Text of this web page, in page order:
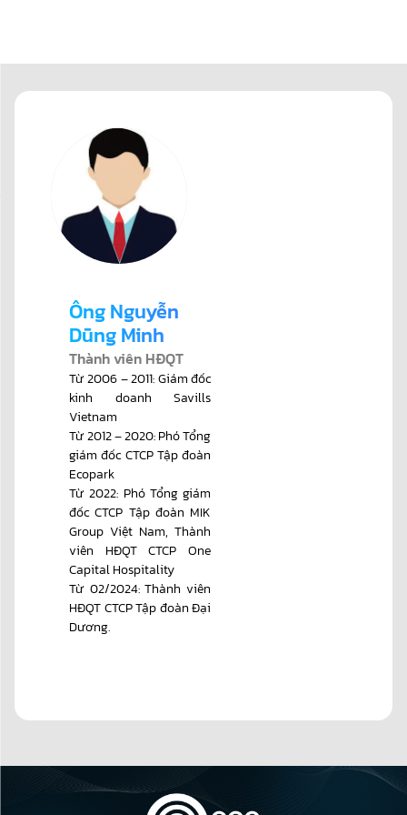
Ông Nguyễn
Dũng Minh
Thành viên HĐQT
Từ 2006 – 2011: Giám đốc
kinh doanh Savills
Vietnam
Từ 2012 – 2020: Phó Tổng
giám đốc CTCP Tập đoàn
Ecopark
Từ 2022: Phó Tổng giám
đốc CTCP Tập đoàn MIK
Group Việt Nam, Thành
viên HĐQT CTCP One
Capital Hospitality
Từ 02/2024: Thành viên
HĐQT CTCP Tập đoàn Đại
Dương.